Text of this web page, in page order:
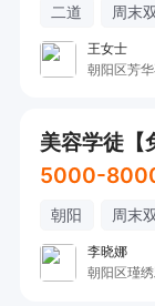
二道 周末
王女士
朝阳区芳
5000-
朝阳 周末
李晓娜
朝阳区瑾